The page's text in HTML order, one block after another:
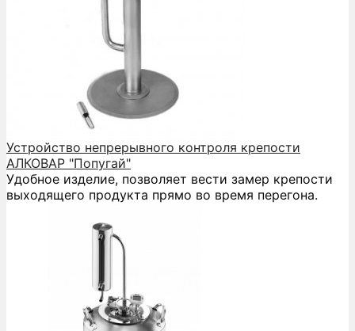
Устройство непрерывного контроля крепости
АЛКОВАР "Попугай"
Удобное изделие, позволяет вести замер крепости
выходящего продукта прямо во время перегона.